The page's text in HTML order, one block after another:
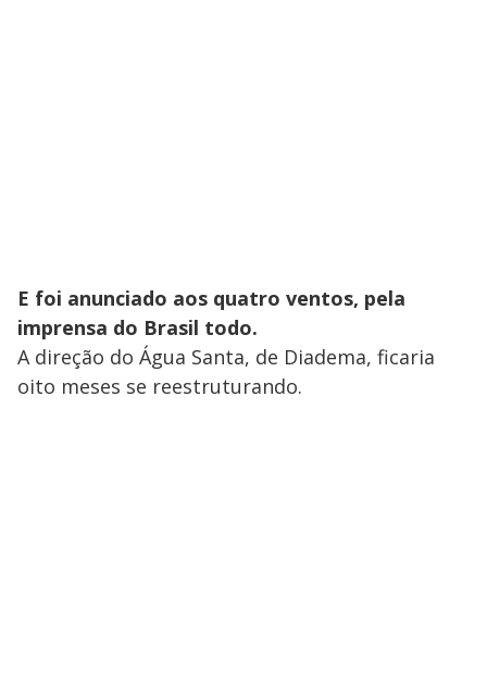
E foi anunciado aos quatro ventos, pela
imprensa do Brasil todo.
A direção do Água Santa, de Diadema, ficaria
oito meses se reestruturando.